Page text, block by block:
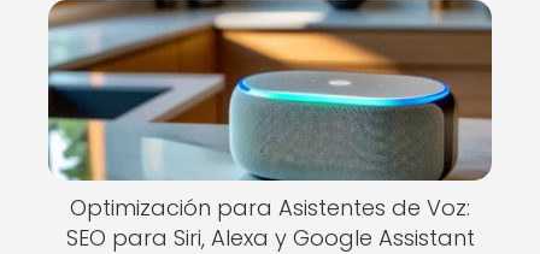
Optimización para Asistentes de Voz:
SEO para Siri, Alexa y Google Assistant